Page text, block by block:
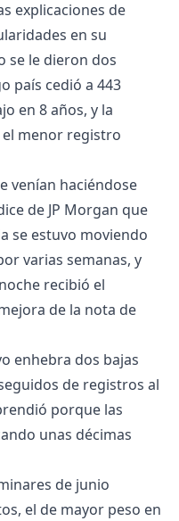
explicaciones de
en su
se le dieron dos
país cedió a 443
en 8 años, y la
el menor registro
venían haciéndose
de JP Morgan que
se estuvo moviendo
varias semanas, y
recibió el
de la nota de
enhebra dos bajas
de registros al
porque las
unas décimas
de junio
el de mayor peso en